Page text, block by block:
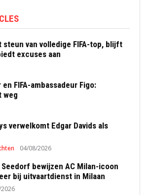
van volledige FIFA-top, blijft
excuses aan
FIFA-ambassadeur Figo:
weg
verwelkomt Edgar Davids als
04/08/2026
bewijzen AC Milan-icoon
bij uitvaartdienst in Milaan